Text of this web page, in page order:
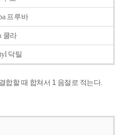
프루바
쿨라
닥틸
합할 때 합쳐서 1 음절로 적는다.